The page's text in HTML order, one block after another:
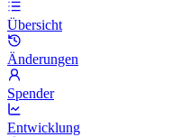
Übersicht
Änderungen
Spender
Entwicklung